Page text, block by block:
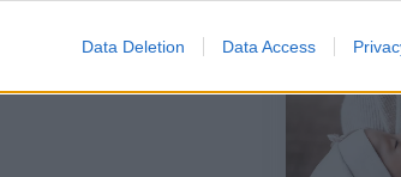
Data Deletion Data Access
problemas se pueden
durante la lactancia
materna?